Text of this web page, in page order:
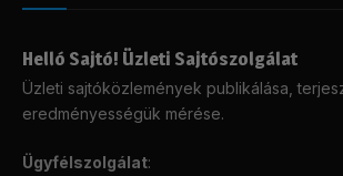
Helló Sajtó! Üzleti Sajtószolgálat
Üzleti sajtóközlemények publikálása,
eredményességük mérése.
Ügyfélszolgálat: